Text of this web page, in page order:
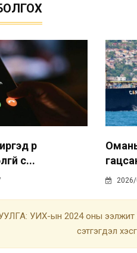
рүү
с...
УИХ-ын 2024 оны ээлжит
сэтгэгдэл